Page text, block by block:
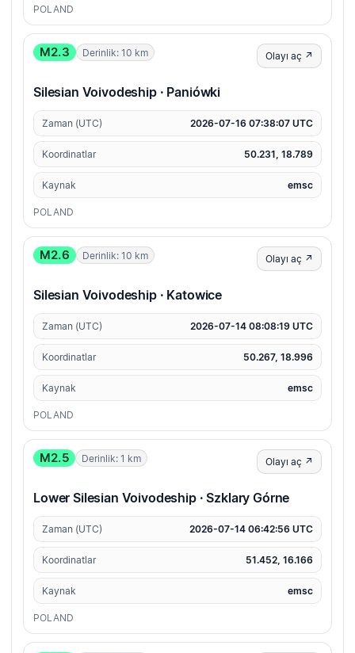
POLAND
M2.3 Derinlik: 10 km Olayı aç ↗
Silesian Voivodeship · Paniówki
Zaman (UTC) 2026-07-16 07:38:07 UTC
Koordinatlar 50.231, 18.789
Kaynak emsc
POLAND
M2.6 Derinlik: 10 km Olayı aç ↗
Silesian Voivodeship · Katowice
Zaman (UTC) 2026-07-14 08:08:19 UTC
Koordinatlar 50.267, 18.996
Kaynak emsc
POLAND
M2.5 Derinlik: 1 km Olayı aç ↗
Lower Silesian Voivodeship · Szklary Górne
Zaman (UTC) 2026-07-14 06:42:56 UTC
Koordinatlar 51.452, 16.166
Kaynak emsc
POLAND